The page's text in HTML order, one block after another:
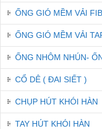
ỐNG GIÓ MỀM VẢI
ỐNG GIÓ MỀM VẢI
ỐNG NHÔM NHÚN-
CỔ DÊ ( ĐAI SIẾT )
CHỤP HÚT KHÓI HÀN
TAY HÚT KHÓI HÀN